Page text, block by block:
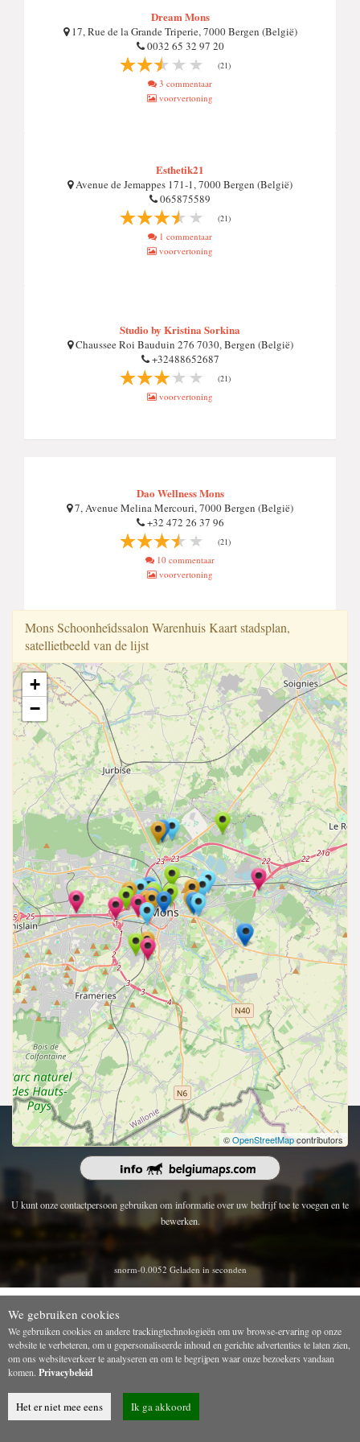
Dream Mons
17, Rue de la Grande Triperie, 7000 Bergen (België)
0032 65 32 97 20
(21)
3 commentaar
voorvertoning
Esthetik21
Avenue de Jemappes 171-1, 7000 Bergen (België)
065875589
(21)
1 commentaar
voorvertoning
Studio by Kristina Sorkina
Chaussee Roi Bauduin 276 7030, Bergen (België)
+32488652687
(21)
voorvertoning
Dao Wellness Mons
7, Avenue Melina Mercouri, 7000 Bergen (België)
+32 472 26 37 96
(21)
10 commentaar
voorvertoning
Mons Schoonhei̇dssalon Warenhuis Kaart stadsplan,
satellietbeeld van de lijst
+
−
©OpenStreetMapcontributors
Copyright 2026 | Alle rechten voorbehouden.
U kunt onze contactpersoon gebruiken om informatie over uw bedrijf toe te voegen en te
bewerken.
snorm-0.0052 Geladen in seconden
We gebruiken cookies
We gebruiken cookies en andere trackingtechnologieën om uw browse-ervaring op onze
website te verbeteren, om u gepersonaliseerde inhoud en gerichte advertenties te laten zien,
om ons websiteverkeer te analyseren en om te begrijpen waar onze bezoekers vandaan
komen. Privacybeleid
Het er niet mee eens Ik ga akkoord